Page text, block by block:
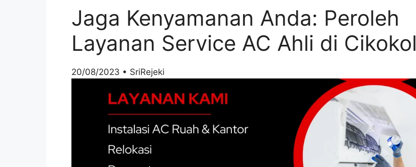
Jaga Kenyamanan Anda: Peroleh
Layanan Service AC Ahli di Cikokol
20/08/2023 • SriRejeki